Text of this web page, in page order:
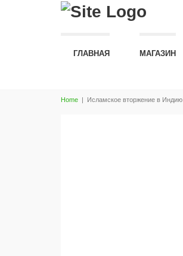
ГЛАВНАЯ МАГАЗИН
Home | Исламское вторжение в Индию